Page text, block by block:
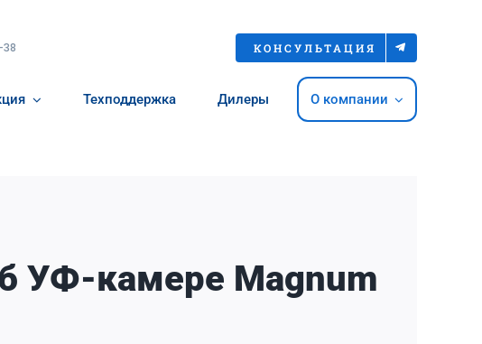
КОНСУЛЬТАЦИЯ
Техподдержка Дилеры О компании
УФ-камере Magnum